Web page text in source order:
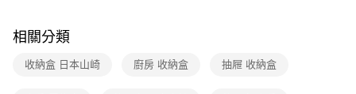
相關分類
收納盒 日本山崎 廚房 收納盒 抽屜 收納盒